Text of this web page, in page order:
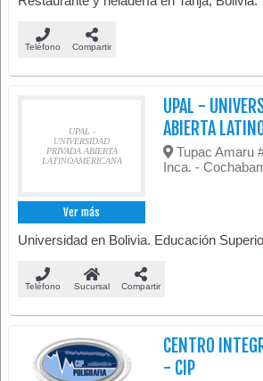
Teléfono Compartir
UPAL -
UNIVERSIDAD
PRIVADA ABIERTA
LATINOAMERICANA
Ver más
UPAL -
ABIERTA
Tupac Amaru
Inca. -
Universidad en Bolivia. Educación
Teléfono Sucursal Compartir
CENTRO
- CIP